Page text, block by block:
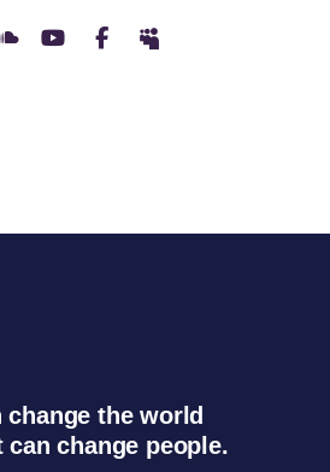
change the world
can change people.